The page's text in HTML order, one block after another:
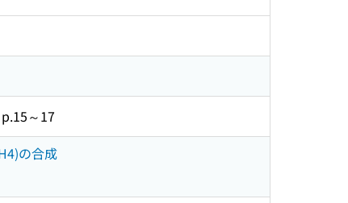
p.15～17
の合成